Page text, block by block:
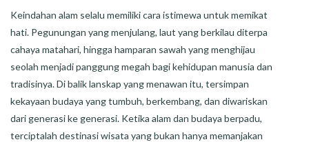
Keindahan alam selalu memiliki cara istimewa untuk memikat
hati. Pegunungan yang menjulang, laut yang berkilau diterpa
cahaya matahari, hingga hamparan sawah yang menghijau
seolah menjadi panggung megah bagi kehidupan manusia dan
tradisinya. Di balik lanskap yang menawan itu, tersimpan
kekayaan budaya yang tumbuh, berkembang, dan diwariskan
dari generasi ke generasi. Ketika alam dan budaya berpadu,
terciptalah destinasi wisata yang bukan hanya memanjakan